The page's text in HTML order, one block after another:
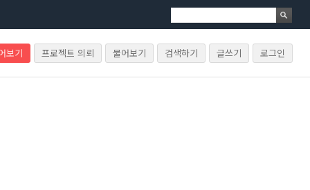
보기 프로젝트 의뢰 물어보기 검색하기 글쓰기 로그인